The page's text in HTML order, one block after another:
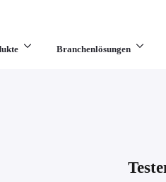
Branchenlösungen